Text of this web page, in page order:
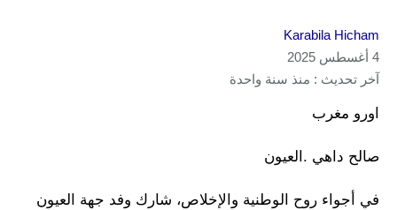
Karabila Hicham
4 أغسطس 2025
آخر تحديث : منذ سنة واحدة
اورو مغرب
صالح داهي .العيون
في أجواء روح الوطنية والإخلاص، شارك وفد جهة العيون